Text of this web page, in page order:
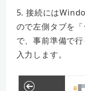
5. 接続には
ので左側タブを
で、事前準備で
入力します。